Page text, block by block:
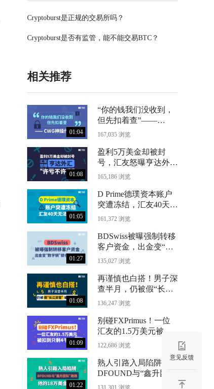
Cryptoburst是正规的交易所吗？
Cryptoburst是否有监管，能不能交易BTC？
相关推荐
01:04
“你的钱我们没收到，
但先扣着查”——
CWG神操作曝光
167,035 浏览
01:08
盈利5万美金却被封
号，汇友怒曝亨达外汇
“许亏不许赢”
165,186 浏览
01:05
D Prime德璞资本账户
突遭冻结，汇友40天无
法出金
161,372 浏览
01:27
BDSwiss被曝强制转移
客户资金，出金变“数
字铜”锁仓24个月
135,027 浏览
01:08
再谨慎也白搭！男子深
查半月，仍被假“长江
资管”骗光71万
136,247 浏览
01:09
别碰FXPrimus！一位
汇友的1.5万美元被扣
到只剩4千
122,686 浏览
01:22
熟人引路入局陷阱，
DFOUND与“鑫升团
队”跑路，他的18万美
131,301 浏览
意见反馈